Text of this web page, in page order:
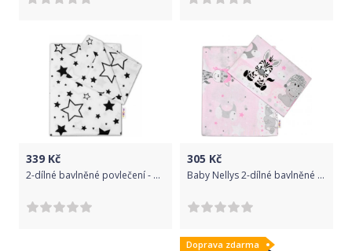
339 Kč
2-dílné bavlněné povlečení - Černé hvězdy a hvězdičky - bílý, Velikost povlečení 135x100
305 Kč
Baby Nellys 2-dílné bavlněné povlečení 135x100, Safari Baby - růžové
Doprava zdarma